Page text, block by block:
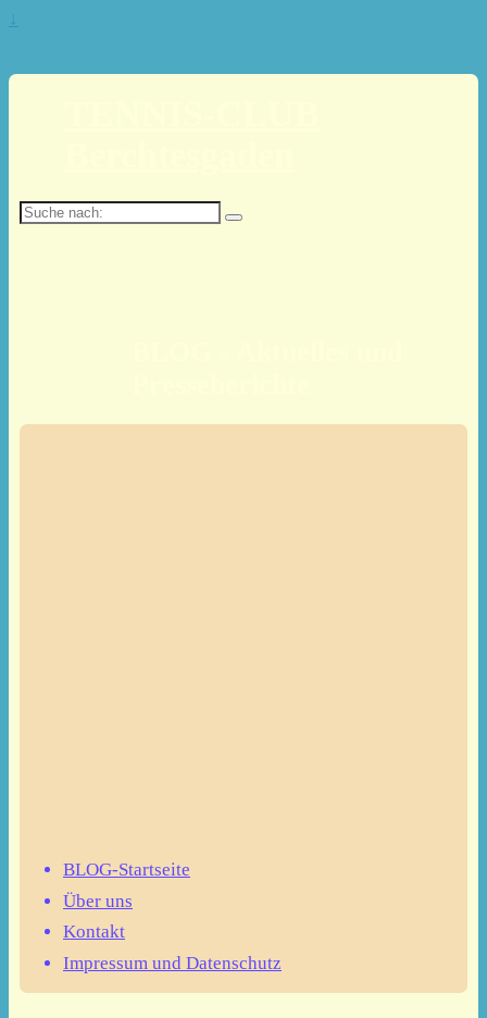
↓
Suche
BLOG-Startseite
Über uns
Kontakt
Impressum und Datenschutz